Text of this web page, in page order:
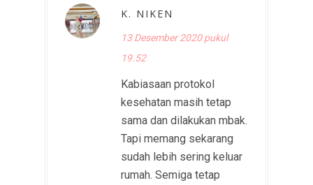
K. NIKEN
13 Desember 2020 pukul
19.52
Kabiasaan protokol
kesehatan masih tetap
sama dan dilakukan mbak.
Tapi memang sekarang
sudah lebih sering keluar
rumah. Semiga tetap